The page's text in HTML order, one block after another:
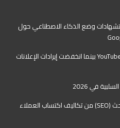
من استشهادات وضع الذكاء الاصطناعي حول
تظهر البيانات ارتفاع مشاهدات YouTube بينما انخفضت إيرادات الإعلانات
كيف يقلل تحسين محركات البحث (SEO) من تكاليف اكتساب العملاء